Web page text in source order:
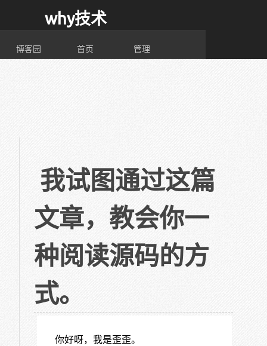
why技术
博客园 首页 管理
我试图通过这篇
文章，教会你一
种阅读源码的方
式。
你好呀，我是歪歪。